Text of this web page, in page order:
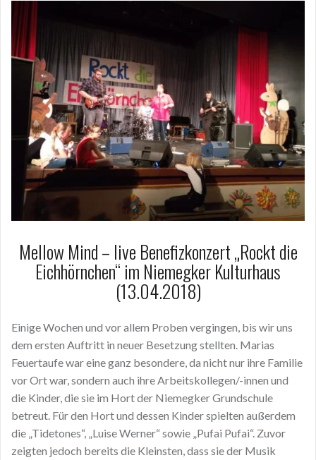
Mellow Mind – live Benefizkonzert „Rockt die
Eichhörnchen“ im Niemegker Kulturhaus
(13.04.2018)
Einige Wochen und vor allem Proben vergingen, bis wir uns
dem ersten Auftritt in neuer Besetzung stellten. Marias
Feuertaufe war eine ganz besondere, da nicht nur ihre Familie
vor Ort war, sondern auch ihre Arbeitskollegen/-innen und
die Kinder, die sie im Hort der Niemegker Grundschule
betreut. Für den Hort und dessen Kinder spielten außerdem
die „Tidetones“, „Luise Werner“ sowie „Pufai Pufai“. Zuvor
zeigten jedoch bereits die Kleinsten, dass sie der Musik